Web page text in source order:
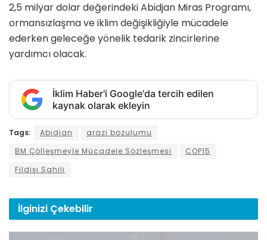
2,5 milyar dolar değerindeki Abidjan Miras Programı,
ormansızlaşma ve iklim değişikliğiyle mücadele
ederken geleceğe yönelik tedarik zincirlerine
yardımcı olacak.
İklim Haber'i Google'da tercih edilen
kaynak olarak ekleyin
Tags: Abidjan
arazi bozulumu
BM Çölleşmeyle Mücadele Sözleşmesi
COP15
Fildişi Sahili
İlginizi Çekebilir